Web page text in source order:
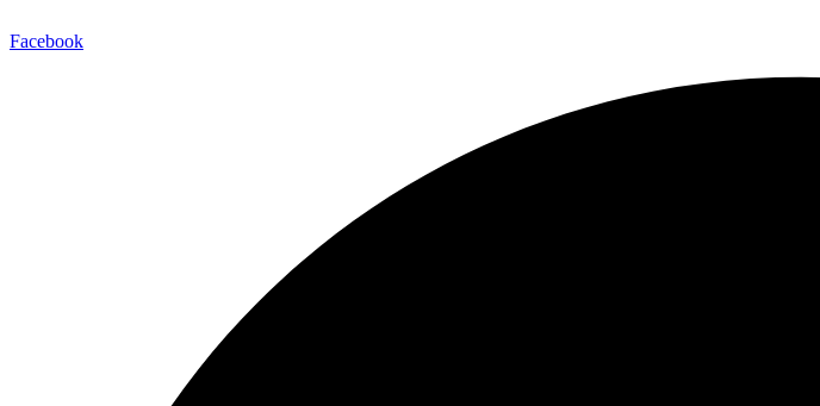
Facebook